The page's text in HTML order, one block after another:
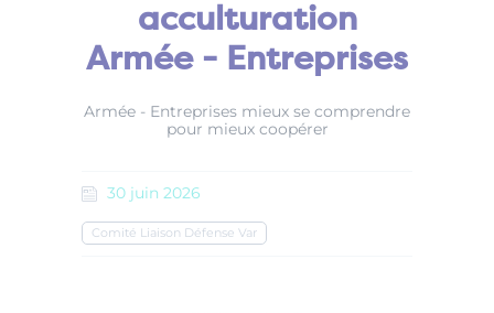
acculturation
Armée - Entreprises
Armée - Entreprises mieux se comprendre
pour mieux coopérer
30 juin 2026
Comité Liaison Défense Var